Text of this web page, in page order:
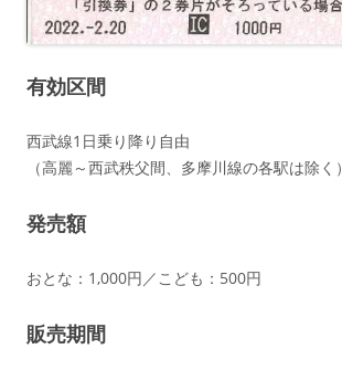
有効区間
西武線1日乗り降り自由
（高麗～西武秩父間、多摩川線の各駅は除く）
発売額
おとな：1,000円／こども：500円
販売期間